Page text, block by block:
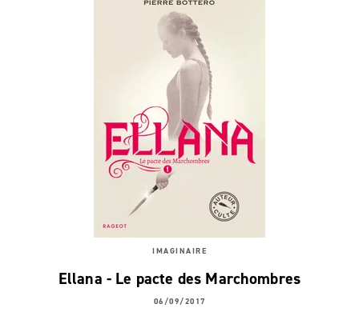
IMAGINAIRE
Ellana - Le pacte des Marchombres
06/09/2017